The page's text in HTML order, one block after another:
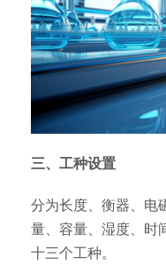
三、工种设置
分为长度、衡器、电
量、容量、湿度、时
十三个工种。